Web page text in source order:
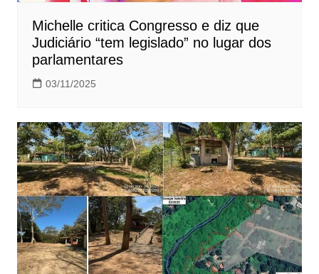
Michelle critica Congresso e diz que
Judiciário “tem legislado” no lugar dos
parlamentares
03/11/2025